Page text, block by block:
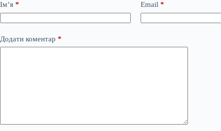
Ім’я * Email *
Додати коментар *